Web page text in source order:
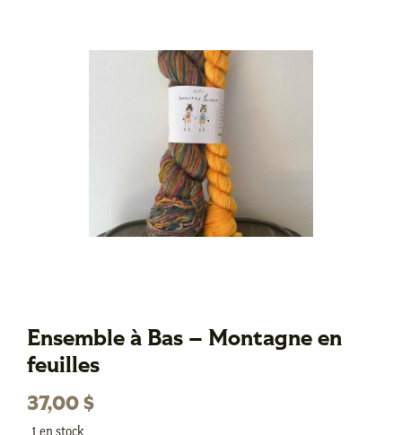
Ensemble à Bas – Montagne en
feuilles
37,00 $
1 en stock